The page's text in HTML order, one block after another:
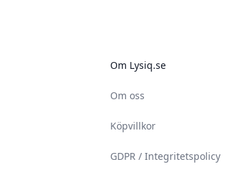
Om Lysiq.se
Om oss
Köpvillkor
GDPR / Integritetspolicy